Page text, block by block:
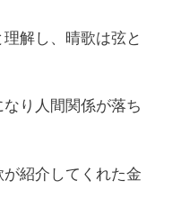
解し、晴歌は弦と
り人間関係が落ち
紹介してくれた金